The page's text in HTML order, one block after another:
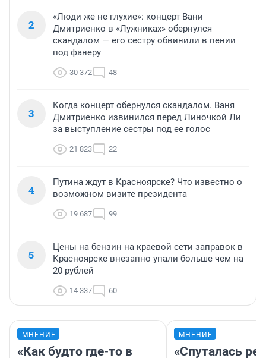
2
«Люди же не глухие»: концерт Вани
Дмитриенко в «Лужниках» обернулся
скандалом — его сестру обвинили в пении
под фанеру
30 372 48
3
Когда концерт обернулся скандалом. Ваня
Дмитриенко извинился перед Линочкой Ли
за выступление сестры под ее голос
21 823 22
4
Путина ждут в Красноярске? Что известно о
возможном визите президента
19 687 99
5
Цены на бензин на краевой сети заправок в
Красноярске внезапно упали больше чем на
20 рублей
14 337 60
МНЕНИЕ
«Как будто где-то в
МНЕНИЕ
«Спуталась